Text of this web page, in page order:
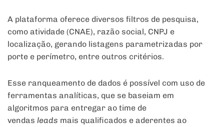
A plataforma oferece diversos filtros de pesquisa,
como atividade (CNAE), razão social, CNPJ e
localização, gerando listagens parametrizadas por
porte e perímetro, entre outros critérios.
Esse ranqueamento de dados é possível com uso de
ferramentas analíticas, que se baseiam em
algoritmos para entregar ao time de
vendas leads mais qualificados e aderentes ao